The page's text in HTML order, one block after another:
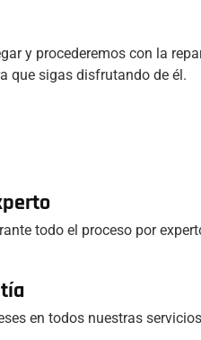
y procederemos con la
que sigas disfrutando de él.
todo el proceso por
en todos nuestras servicios